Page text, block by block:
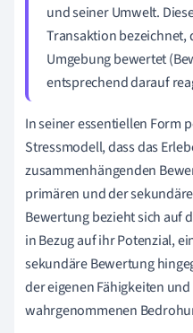
und seiner Umwelt.
Transaktion bezeichnet,
Umgebung bewertet
entsprechend darauf
In seiner essentiellen Form
Stressmodell, dass das
zusammenhängenden
primären und der
Bewertung bezieht sich auf
in Bezug auf ihr Potenzial,
sekundäre Bewertung
der eigenen Fähigkeiten
wahrgenommenen